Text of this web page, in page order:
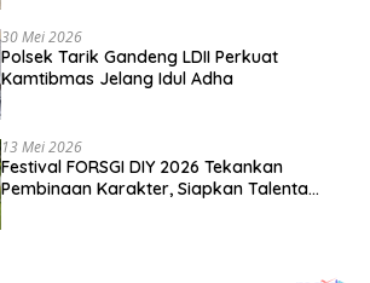
30 Mei 2026
Polsek Tarik Gandeng LDII Perkuat
Kamtibmas Jelang Idul Adha
13 Mei 2026
Festival FORSGI DIY 2026 Tekankan
Pembinaan Karakter, Siapkan Talenta